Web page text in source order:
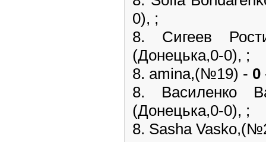
0), ;
8. Сигеев
(Донецька,0-0), ;
8. amina,(№19) - 0
8.
(Донецька,0-0), ;
8. Sasha